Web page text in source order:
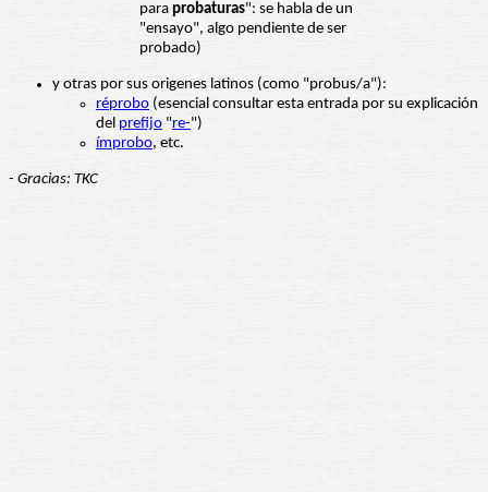
para probaturas": se habla de un
"ensayo", algo pendiente de ser
probado)
y otras por sus origenes latinos (como "probus/a"):
réprobo (esencial consultar esta entrada por su explicación
del prefijo "re-")
ímprobo, etc.
- Gracias: TKC